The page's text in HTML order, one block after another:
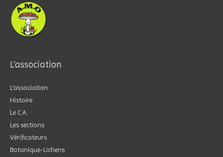
L’association
L’association
Histoire
Le C.A.
Les sections
Vérificateurs
Botanique-Lichens